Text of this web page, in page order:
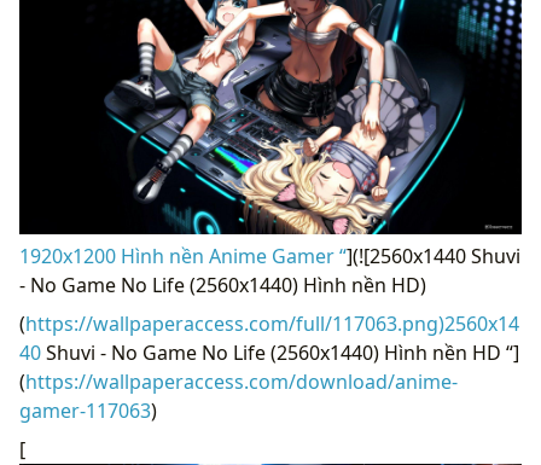
1920x1200 Hình nền Anime Gamer “](![2560x1440 Shuvi
- No Game No Life (2560x1440) Hình nền HD)
(https://wallpaperaccess.com/full/117063.png)2560x14
40Shuvi - No Game No Life (2560x1440) Hình nền HD “]
(https://wallpaperaccess.com/download/anime-
gamer-117063)
[